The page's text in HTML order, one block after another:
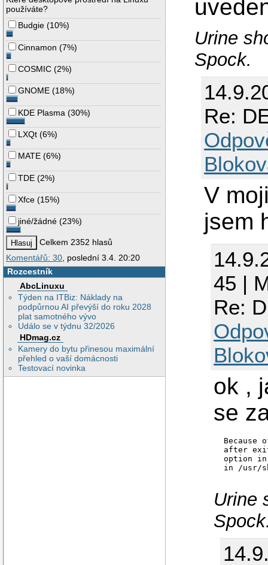
používáte?
Budgie (10%)
Cinnamon (7%)
COSMIC (2%)
GNOME (18%)
KDE Plasma (30%)
LXQt (6%)
MATE (6%)
TDE (2%)
Xfce (15%)
jiné/žádné (23%)
Celkem 2352 hlasů
Komentářů: 30 , poslední 3.4. 20:20
Rozcestník
AbcLinuxu
Týden na ITBiz: Náklady na
podpůrnou AI převýší do roku 2028
plat samotného vývo
Událo se v týdnu 32/2026
HDmag.cz
Kamery do bytu přinesou maximální
přehled o vaší domácnosti
Testovací novinka
Urine
Spock.
Re:
V
jsem
45 |
Re:
ok ,
se
Because
after
option in
Urine